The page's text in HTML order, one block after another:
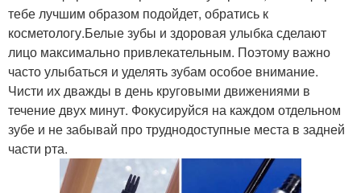
тебе лучшим образом подойдет, обратись к
косметологу.Белые зубы и здоровая улыбка сделают
лицо максимально привлекательным. Поэтому важно
часто улыбаться и уделять зубам особое внимание.
Чисти их дважды в день круговыми движениями в
течение двух минут. Фокусируйся на каждом отдельном
зубе и не забывай про труднодоступные места в задней
части рта.